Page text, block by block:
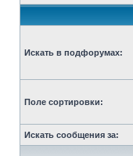
Искать в подфорумах:
Поле сортировки:
Искать сообщения за: